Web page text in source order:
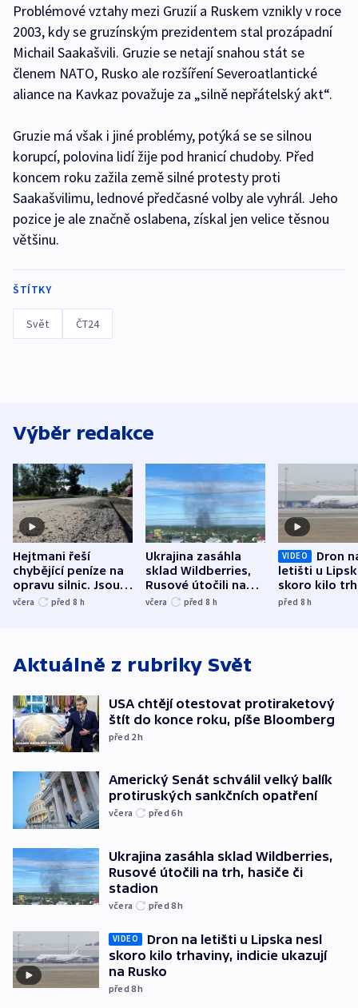
Problémové vztahy mezi Gruzií a Ruskem vznikly v roce
2003, kdy se gruzínským prezidentem stal prozápadní
Michail Saakašvili. Gruzie se netají snahou stát se
členem NATO, Rusko ale rozšíření Severoatlantické
aliance na Kavkaz považuje za „silně nepřátelský akt“.
Gruzie má však i jiné problémy, potýká se se silnou
korupcí, polovina lidí žije pod hranicí chudoby. Před
koncem roku zažila země silné protesty proti
Saakašvilimu, lednové předčasné volby ale vyhrál. Jeho
pozice je ale značně oslabena, získal jen velice těsnou
většinu.
ŠTÍTKY
Svět ČT24
Výběr redakce
Hejtmani řeší
chybějící peníze na
opravu silnic. Jsou
nenárokové, namítá
včera před 8 h
Ukrajina zasáhla
sklad Wildberries,
Rusové útočili na
trh, hasiče či
včera před 8 h
VIDEO
Dron
letišti u
skoro kilo
indicie
před 8h
Aktuálně z rubriky Svět
USA chtějí otestovat protiraketový
štít do konce roku, píše Bloomberg
před 2h
Americký Senát schválil velký balík
protiruských sankčních opatření
včera před 6h
Ukrajina zasáhla sklad Wildberries,
Rusové útočili na trh, hasiče či
stadion
včera před 8h
VIDEO
Dron na letišti u Lipska nesl
skoro kilo trhaviny, indicie ukazují
na Rusko
před 8h